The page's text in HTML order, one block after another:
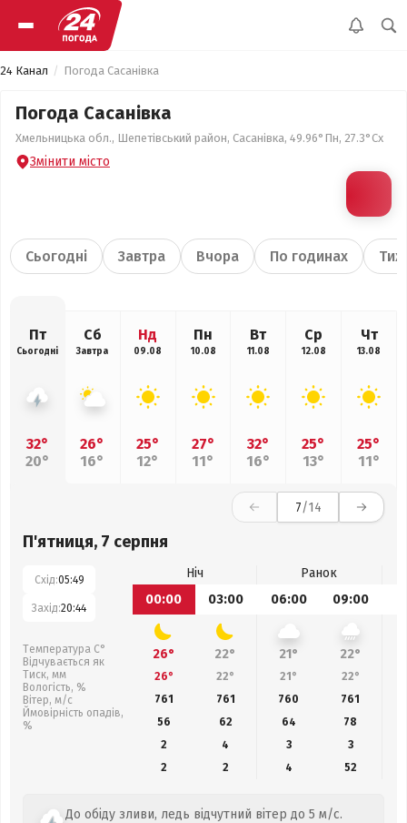
24 Канал Погода Сасанівка
Погода Сасанівка
Хмельницька обл., Шепетівський район, Сасанівка, 49.96°Пн, 27.3°Сх
Змінити місто
Сьогодні Завтра Вчора По годинах
Пт
Сьогодні
32°
20°
Сб
Завтра
26°
16°
Нд
09.08
25°
12°
Пн
10.08
27°
11°
Вт
11.08
32°
16°
Ср
12.08
25°
13°
Чт
13.08
25°
11°
7/14
П'ятниця, 7 серпня
Схід:05:49
Захід:20:44
Температура С°
Відчувається як
Тиск, мм
Вологість, %
Вітер, м/с
Ймовірність опадів,
%
Ніч
Ранок
00:00
03:00 06:00 09:00
26° 22° 21° 22°
26° 22° 21° 22°
761
761 760 761
56
62 64 78
2
4 3
3
2
2 4 52
До обіду зливи, ледь відчутний вітер до 5 м/с.